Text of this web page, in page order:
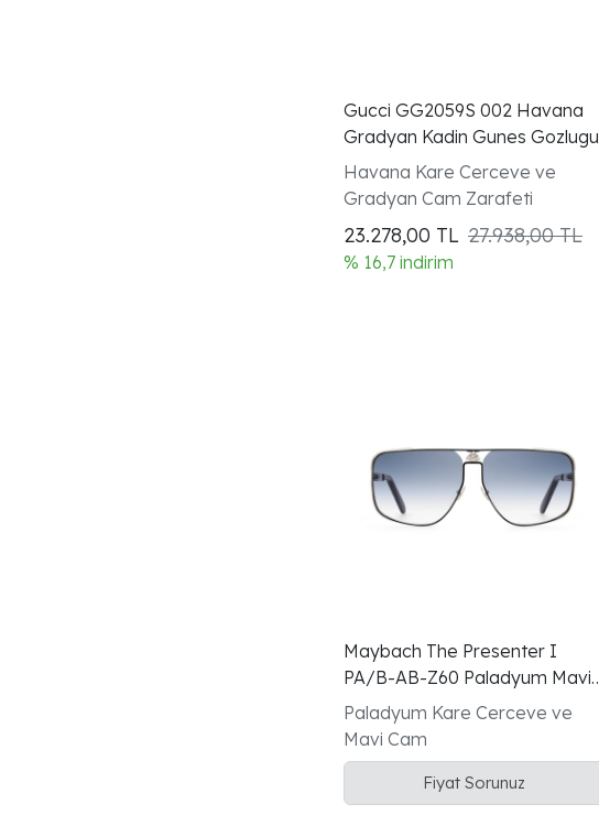
Gucci GG2059S 002 Havana
Gradyan Kadin Gunes Gozlugu
Havana Kare Cerceve ve
Gradyan Cam Zarafeti
23.278,00 TL 27.938,00 TL
% 16,7 indirim
Maybach The Presenter I
PA/B-AB-Z60 Paladyum Mavi
Unisex Gunes Gozlugu
Paladyum Kare Cerceve ve
Mavi Cam
Fiyat Sorunuz